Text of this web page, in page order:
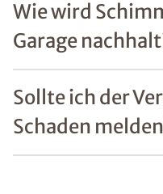
Wie wird
Garage
Sollte ich der
Schaden